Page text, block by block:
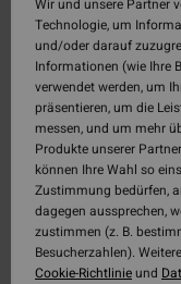
Wir und unsere Partner
Technologie, um
und/oder darauf
Informationen (wie Ihre
verwendet werden, um
präsentieren, um die
messen, und um mehr
Produkte unserer
können Ihre Wahl so
Zustimmung bedürfen,
dagegen aussprechen,
zustimmen (z. B.
Besucherzahlen).
Cookie-Richtlinieund